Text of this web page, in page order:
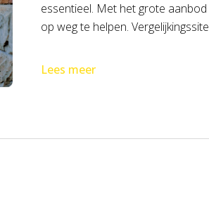
essentieel. Met het grote
op weg te helpen.
Lees meer